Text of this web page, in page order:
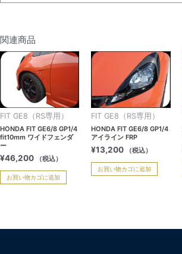
関連商品
FIT GE8（RS専用）
HONDA FIT GE6/8 GP1/4
fit10mm ワイドフェンダ
ー
¥46,200 （税込）
お買い物カゴに追加
FIT GE8（RS専用）
HONDA FIT GE6/8 GP1/4
アイライン FRP
¥13,200 （税込）
お買い物カゴに追加